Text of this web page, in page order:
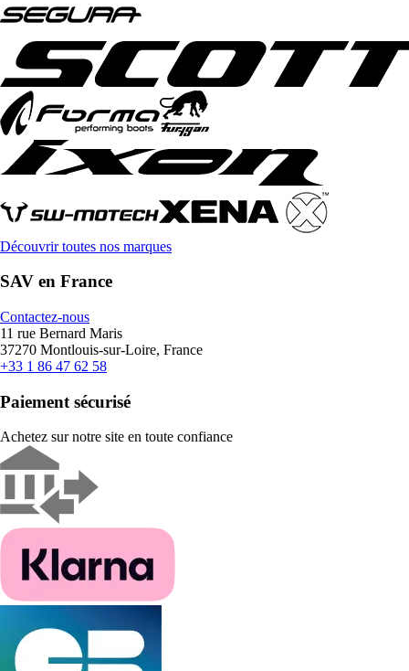
Découvrir toutes nos marques
SAV en France
Contactez-nous
11 rue Bernard Maris
37270 Montlouis-sur-Loire, France
+33 1 86 47 62 58
Paiement sécurisé
Achetez sur notre site en toute confiance